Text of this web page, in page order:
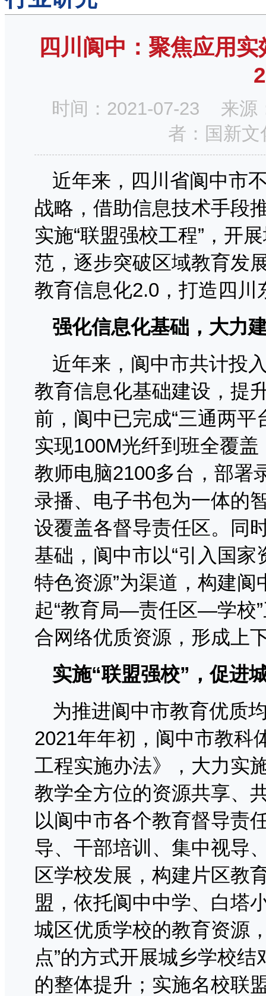
四川阆中：聚焦应用
时间：2021-07-23 来
者：国新
近年来，四川省阆中市
战略，借助信息技术手段
实施“联盟强校工程”，开
范，逐步突破区域教育发
教育信息化2.0，打造四川
强化信息化基础，大力
近年来，阆中市共计投
教育信息化基础建设，提
前，阆中已完成“三通两
实现100M光纤到班全覆
教师电脑2100多台，部署
录播、电子书包为一体的
设覆盖各督导责任区。同
基础，阆中市以“引入国
特色资源”为渠道，构建
起“教育局—责任区—学校
合网络优质资源，形成上
实施“联盟强校”，促进
为推进阆中市教育优质
2021年年初，阆中市教科
工程实施办法》，大力实
教学全方位的资源共享、
以阆中市各个教育督导责
导、干部培训、集中视导
区学校发展，构建片区教
盟，依托阆中中学、白塔
城区优质学校的教育资源
点”的方式开展城乡学校
的整体提升；实施名校联